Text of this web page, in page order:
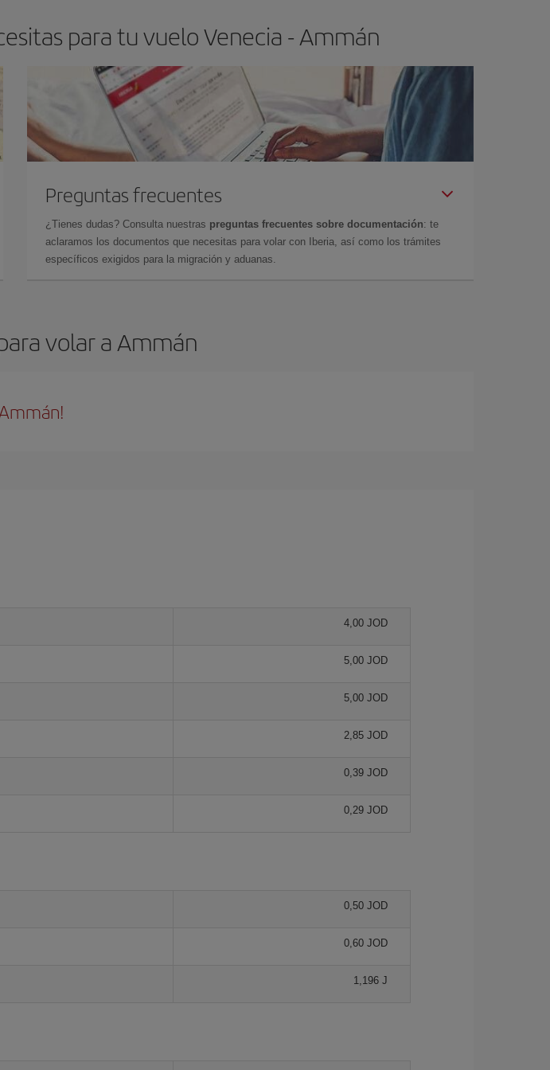
para tu vuelo Venecia - Ammán
Preguntas frecuentes
¿Tienes dudas? Consulta nuestras preguntas frecuentes sobre documentación: te
aclaramos los documentos que necesitas para volar con Iberia, así como los trámites
específicos exigidos para la migración y aduanas.
volar a Ammán
4,00 JOD
5,00 JOD
5,00 JOD
2,85 JOD
0,39 JOD
0,29 JOD
0,50 JOD
0,60 JOD
1,196 J